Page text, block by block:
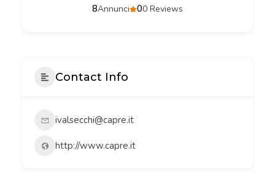
00 Reviews
8Annunci
Contact Info
ivalsecchi@capre.it
http://www.capre.it